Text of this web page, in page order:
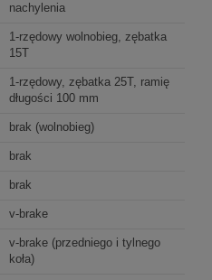
nachylenia
1-rzędowy wolnobieg, zębatka
15T
1-rzędowy, zębatka 25T, ramię
długości 100 mm
brak (wolnobieg)
brak
brak
v-brake
v-brake (przedniego i tylnego
koła)